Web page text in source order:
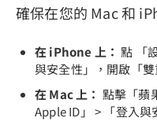
確保在您的 Mac 和
在 iPhone 上： 點 「
與安全性」，開啟「雙
在 Mac 上： 點擊「蘋
Apple ID」 > 「登入